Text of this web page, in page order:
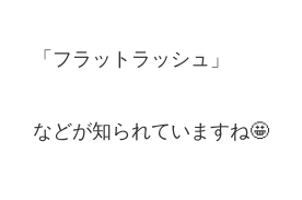
「フラットラッシュ」
などが知られていますね🤩